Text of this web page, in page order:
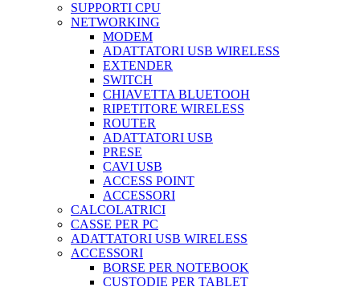
SUPPORTI CPU
NETWORKING
MODEM
ADATTATORI USB WIRELESS
EXTENDER
SWITCH
CHIAVETTA BLUETOOH
RIPETITORE WIRELESS
ROUTER
ADATTATORI USB
PRESE
CAVI USB
ACCESS POINT
ACCESSORI
CALCOLATRICI
CASSE PER PC
ADATTATORI USB WIRELESS
ACCESSORI
BORSE PER NOTEBOOK
CUSTODIE PER TABLET